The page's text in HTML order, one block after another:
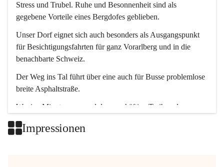
Stress und Trubel. Ruhe und Besonnenheit sind als
gegebene Vorteile eines Bergdofes geblieben.
Unser Dorf eignet sich auch besonders als Ausgangspunkt
für Besichtigungsfahrten für ganz Vorarlberg und in die
benachbarte Schweiz.
Der Weg ins Tal führt über eine auch für Busse problemlose
breite Asphaltstraße.
Wenige Minuten nur, und das geschäftige Treiben der
Impressionen